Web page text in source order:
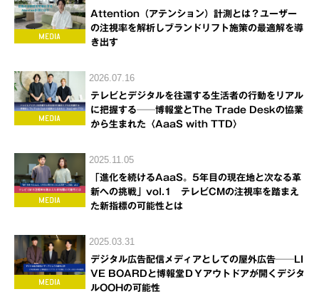
Attention（アテンション）計測とは？ユーザー
の注視率を解析しブランドリフト施策の最適解を導
き出す
2026.07.16
テレビとデジタルを往還する生活者の行動をリアル
に把握する──博報堂とThe Trade Deskの協業
から生まれた〈AaaS with TTD〉
2025.11.05
「進化を続けるAaaS。5年目の現在地と次なる革
新への挑戦」vol.1 テレビCMの注視率を踏まえ
た新指標の可能性とは
2025.03.31
デジタル広告配信メディアとしての屋外広告──LI
VE BOARDと博報堂ＤＹアウトドアが開くデジタ
ルOOHの可能性